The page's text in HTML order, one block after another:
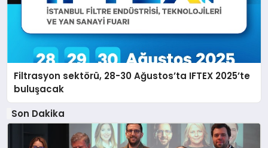
Filtrasyon sektörü, 28-30 Ağustos’ta IFTEX 2025’te
buluşacak
Son Dakika